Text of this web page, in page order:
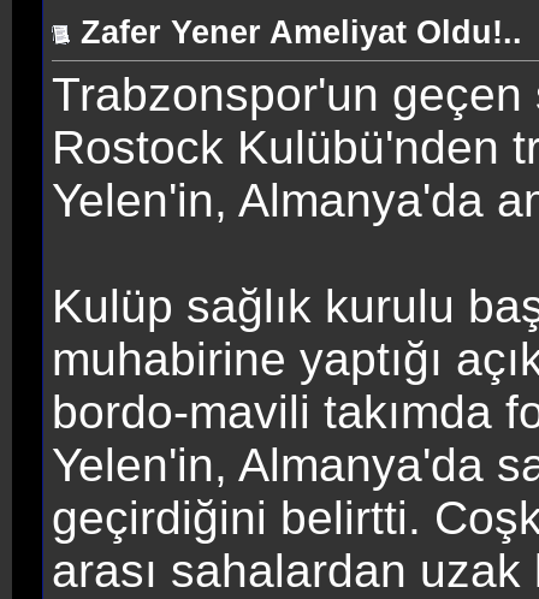
Zafer Yener Ameliyat Oldu!..
Trabzonspor'un geçen
Rostock Kulübü'nden
Yelen'in, Almanya'da
Kulüp sağlık kurulu
muhabirine yaptığı
bordo-mavili takımda
Yelen'in, Almanya'da
geçirdiğini belirtti.
arası sahalardan uzak